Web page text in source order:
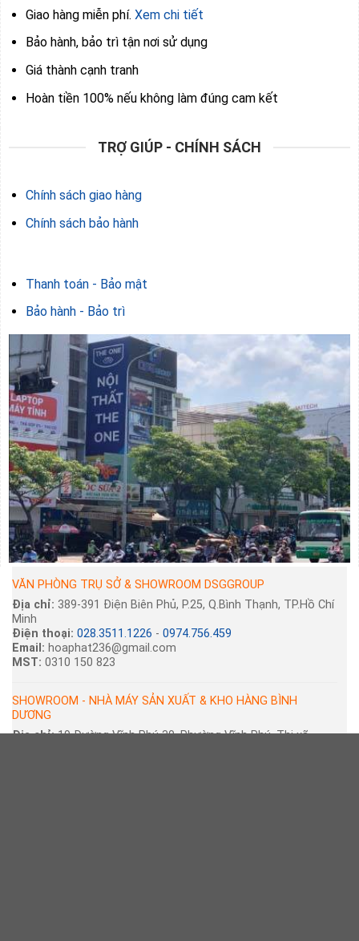
Giao hàng miễn phí. Xem chi tiết
Bảo hành, bảo trì tận nơi sử dụng
Giá thành cạnh tranh
Hoàn tiền 100% nếu không làm đúng cam kết
TRỢ GIÚP - CHÍNH SÁCH
Chính sách giao hàng
Chính sách bảo hành
Thanh toán - Bảo mật
Bảo hành - Bảo trì
VĂN PHÒNG TRỤ SỞ & SHOWROOM DSGGROUP
Địa chỉ: 389-391 Điện Biên Phủ, P.25, Q.Bình Thạnh, TP.Hồ Chí
Minh
Điện thoại: 028.3511.1226 - 0974.756.459
Email: hoaphat236@gmail.com
MST: 0310 150 823
SHOWROOM - NHÀ MÁY SẢN XUẤT & KHO HÀNG BÌNH
DƯƠNG
Địa chỉ:19 Đường Vĩnh Phú 30, Phường Vĩnh Phú, Thị xã